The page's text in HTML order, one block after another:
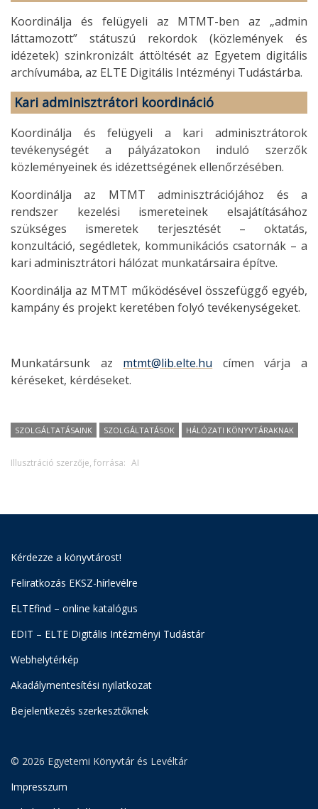
Koordinálja és felügyeli az MTMT-ben az „admin
láttamozott” státuszú rekordok (közlemények és
idézetek) szinkronizált áttöltését az Egyetem digitális
archívumába, az ELTE Digitális Intézményi Tudástárba.
Kari adminisztrátori koordináció
Koordinálja és felügyeli a kari adminisztrátorok
tevékenységét a pályázatokon induló szerzők
közleményeinek és idézettségének ellenőrzésében.
Koordinálja az MTMT adminisztrációjához és a
rendszer kezelési ismereteinek elsajátításához
szükséges ismeretek terjesztését – oktatás,
konzultáció, segédletek, kommunikációs csatornák – a
kari adminisztrátori hálózat munkatársaira építve.
Koordinálja az MTMT működésével összefüggő egyéb,
kampány és projekt keretében folyó tevékenységeket.
Munkatársunk az mtmt@lib.elte.hu címen várja a
kéréseket, kérdéseket.
SZOLGÁLTATÁSAINK SZOLGÁLTATÁSOK HÁLÓZATI KÖNYVTÁRAKNAK
Illusztráció szerzője, forrása: AI
Kérdezze a könyvtárost!
Feliratkozás EKSZ-hírlevélre
ELTEfind – online katalógus
EDIT – ELTE Digitális Intézményi Tudástár
Webhelytérkép
Akadálymentesítési nyilatkozat
Bejelentkezés szerkesztőknek
© 2026 Egyetemi Könyvtár és Levéltár
Impresszum